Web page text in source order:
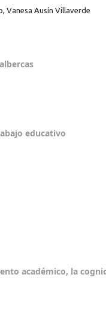
Vanesa Ausín Villaverde
educativo
académico, la